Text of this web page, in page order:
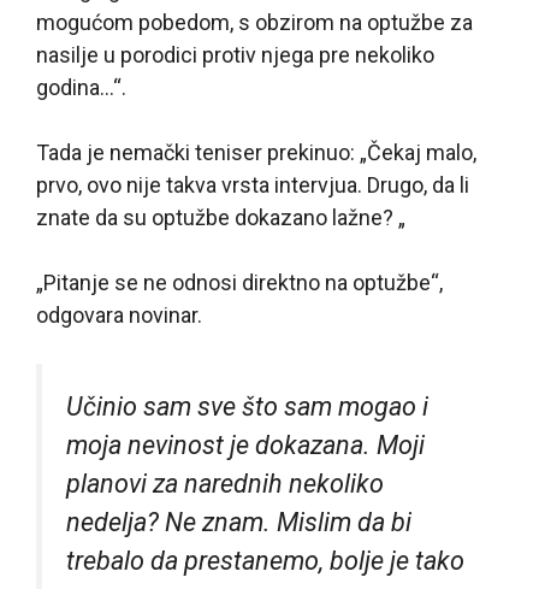
mogućom pobedom, s obzirom na optužbe za
nasilje u porodici protiv njega pre nekoliko
godina…“.
Tada je nemački teniser prekinuo: „Čekaj malo,
prvo, ovo nije takva vrsta intervjua. Drugo, da li
znate da su optužbe dokazano lažne? „
„Pitanje se ne odnosi direktno na optužbe“,
odgovara novinar.
Učinio sam sve što sam mogao i
moja nevinost je dokazana. Moji
planovi za narednih nekoliko
nedelja? Ne znam. Mislim da bi
trebalo da prestanemo, bolje je tako